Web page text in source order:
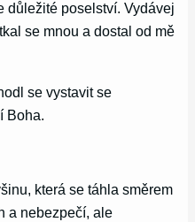
důležité poselství. Vydávej
se mnou a dostal od mě
se vystavit se
Boha.
která se táhla směrem
a nebezpečí, ale